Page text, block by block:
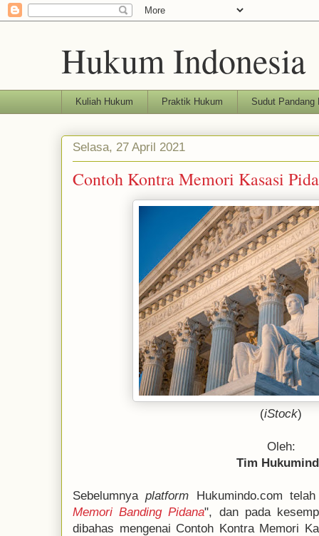
Hukum Indonesia
Kuliah Hukum Praktik Hukum Sudut Pandang
Selasa, 27 April 2021
Contoh Kontra Memori Kasasi
(iStock)
Oleh:
Tim
Sebelumnyaplatform Hukumindo.com
Memori Banding Pidana", dan pada
dibahas mengenai Contoh Kontra Memori